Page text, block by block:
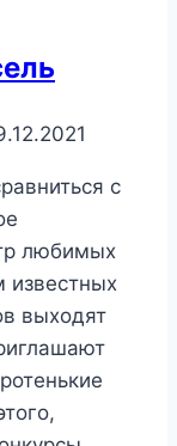
с
любимых
известных
выходят